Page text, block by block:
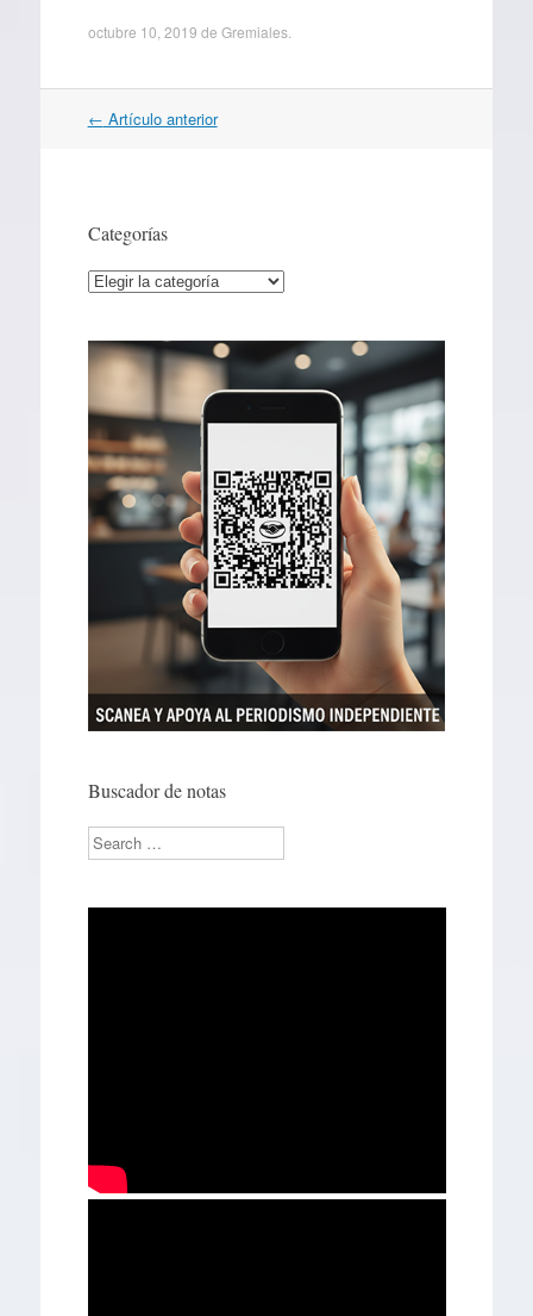
octubre 10, 2019 de Gremiales.
Navegación
← Artículo anterior
Categorías
Categorías
Buscador de notas
Search